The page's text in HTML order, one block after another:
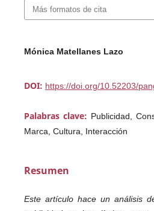
Mónica Matellanes Lazo
DOI: https://doi.org/10.52203/
Palabras clave: Publicidad,
Marca, Cultura, Interacción
Resumen
Este artículo hace un análisis
Más formatos de cita